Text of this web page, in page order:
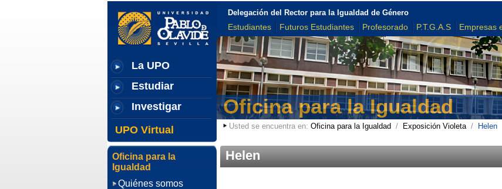
La UPO
Estudiar
Investigar
UPO Virtual
Delegación del Rector para la Igualdad de Género
Estudiantes Futuros Estudiantes Profesorado P.T.G.A.S Empresas
Oficina para la Igualdad
Usted se encuentra en: Oficina para la Igualdad / Exposición Violeta/ Helen
Helen
Oficina para la
Igualdad
Quiénes somos